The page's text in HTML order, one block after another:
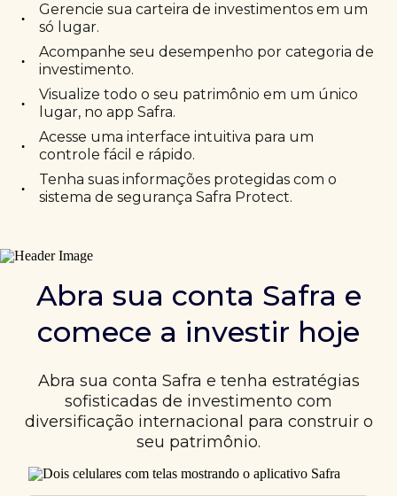
•
Gerencie sua carteira de investimentos em um
só lugar.
•
Acompanhe seu desempenho por categoria de
investimento.
•
Visualize todo o seu patrimônio em um único
lugar, no app Safra.
•
Acesse uma interface intuitiva para um
controle fácil e rápido.
•
Tenha suas informações protegidas com o
sistema de segurança Safra Protect.
Abra sua conta Safra e
comece a investir hoje
Abra sua conta Safra e tenha estratégias
sofisticadas de investimento com
diversificação internacional para construir o
seu patrimônio.